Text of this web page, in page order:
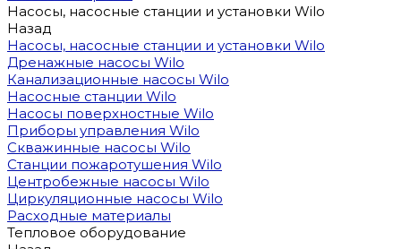
Насосы, насосные станции и установки Wilo
Назад
Насосы, насосные станции и установки Wilo
Дренажные насосы Wilo
Канализационные насосы Wilo
Насосные станции Wilo
Насосы поверхностные Wilo
Приборы управления Wilo
Скважинные насосы Wilo
Станции пожаротушения Wilo
Центробежные насосы Wilo
Циркуляционные насосы Wilo
Расходные материалы
Тепловое оборудование